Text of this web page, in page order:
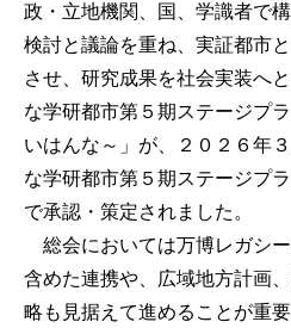
政・立地機関、国、学識者で
検討と議論を重ね、実証都市
させ、研究成果を社会実装へ
な学研都市第５期ステージプ
いはんな～」が、２０２６年
な学研都市第５期ステージプ
で承認・策定されました。
総会においては万博レガシ
含めた連携や、広域地方計画
略も見据えて進めることが重